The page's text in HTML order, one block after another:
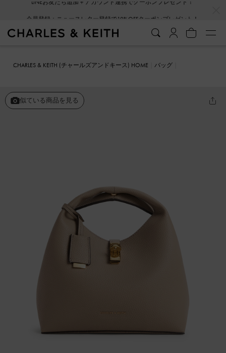
CHARLES & KEITH (チャールズアンドキース) HOME
バッグ
似ている商品を見る